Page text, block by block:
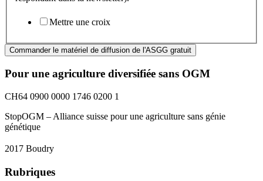
Mett­re une croix
Commander le matériel de diffusion de l'ASGG gratuit
Pour une agriculture diversifiée sans OGM
CH64 0900 0000 1746 0200 1
StopOGM – Alliance suisse pour une agriculture sans génie
génétique
2017 Boudry
Rubriques